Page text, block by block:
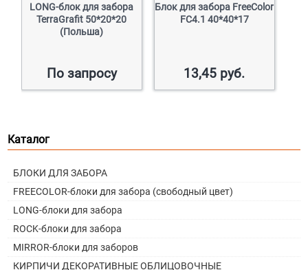
LONG-блок для забора
TerraGrafit 50*20*20
(Польша)
По запросу
Блок для забора FreeColor
FC4.1 40*40*17
13,45 руб.
Каталог
БЛОКИ ДЛЯ ЗАБОРА
FREECOLOR-блоки для забора (свободный цвет)
LONG-блоки для забора
ROCK-блоки для забора
MIRROR-блоки для заборов
КИРПИЧИ ДЕКОРАТИВНЫЕ ОБЛИЦОВОЧНЫЕ